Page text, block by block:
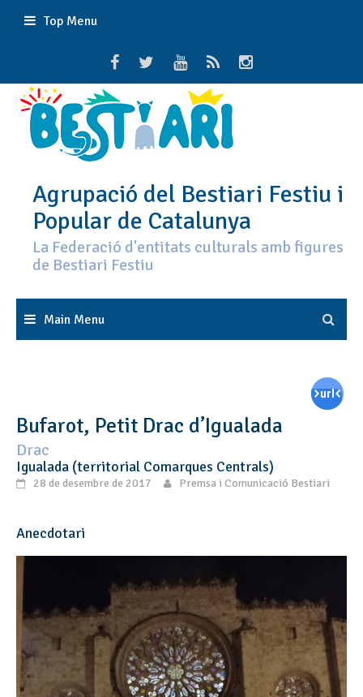
Top Menu
Agrupació del Bestiari Festiu i
Popular de Catalunya
La Federació d'entitats culturals amb figures
de Bestiari Festiu
Main Menu
Bufarot, Petit Drac d’Igualada
Drac
Igualada (territorial Comarques Centrals)
28 de desembre de 2017 Premsa i Comunicació Bestiari
Anecdotari